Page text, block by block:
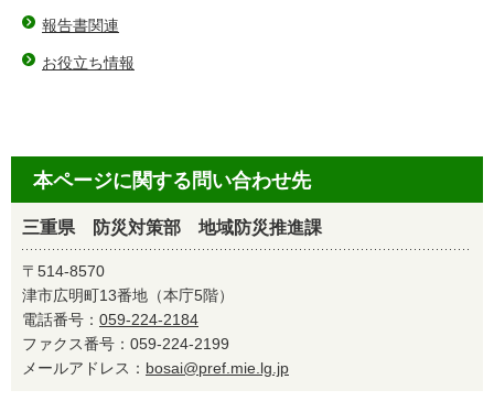
報告書関連
お役立ち情報
本ページに関する問い合わせ先
三重県 防災対策部 地域防災推進課
〒514-8570
津市広明町13番地（本庁5階）
電話番号： 059-224-2184
ファクス番号：059-224-2199
メールアドレス： bosai@pref.mie.lg.jp